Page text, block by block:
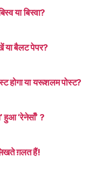
या बिस्वा?
बैलट पेपर?
या यरूशलम पोस्ट?
हुआ ‘रेनेसाँ’ ?
ग़लत हैं!